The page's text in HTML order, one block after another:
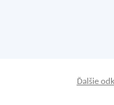
Ďalšie